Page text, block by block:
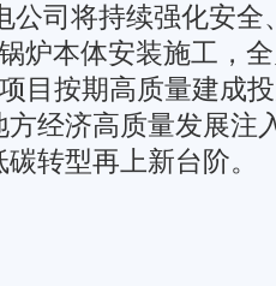
公司将持续强化安全
炉本体安装施工，
目按期高质量建成
方经济高质量发展注
转型再上新台阶。